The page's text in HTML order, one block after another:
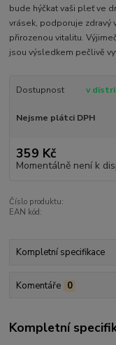
bude hýčkat vaši pleť ve
vrásek, podporuje
přirozenou vitalitu.
jsou výsledkem pečlivě
Dostupnost v
Nejsme plátci DPH
359 Kč
Momentálně není k
Číslo produktu:
EAN kód:
Kompletní specifikace
Komentáře 0
Kompletní